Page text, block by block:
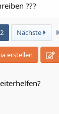
???
Nächste
erstellen